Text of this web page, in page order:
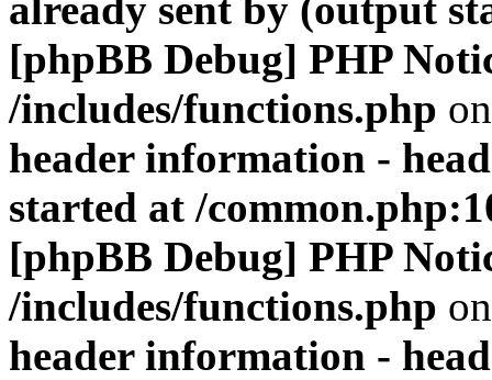
[phpBB Debug] PHP
/includes/functions.php
header information -
started at /
[phpBB Debug] PHP
/includes/functions.php
header information -